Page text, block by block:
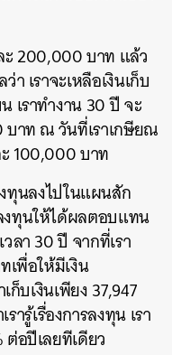
200,000 บาท แล้ว
เราจะเหลือเงินเก็บ
เราทำงาน 30 ปี จะ
าท ณ วันที่เราเกษียณ
100,000 บาท
งทุนลงไปในแผนสัก
งทุนให้ได้ผลตอบแทน
ลา 30 ปี จากที่เรา
เพื่อให้มีเงิน
บเงินเพียง 37,947
ารู้เรื่องการลงทุน เรา
ต่อปีเลยทีเดียว
EMAIL